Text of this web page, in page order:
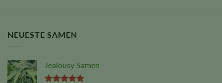
NEUESTE SAMEN
Jealousy Samen